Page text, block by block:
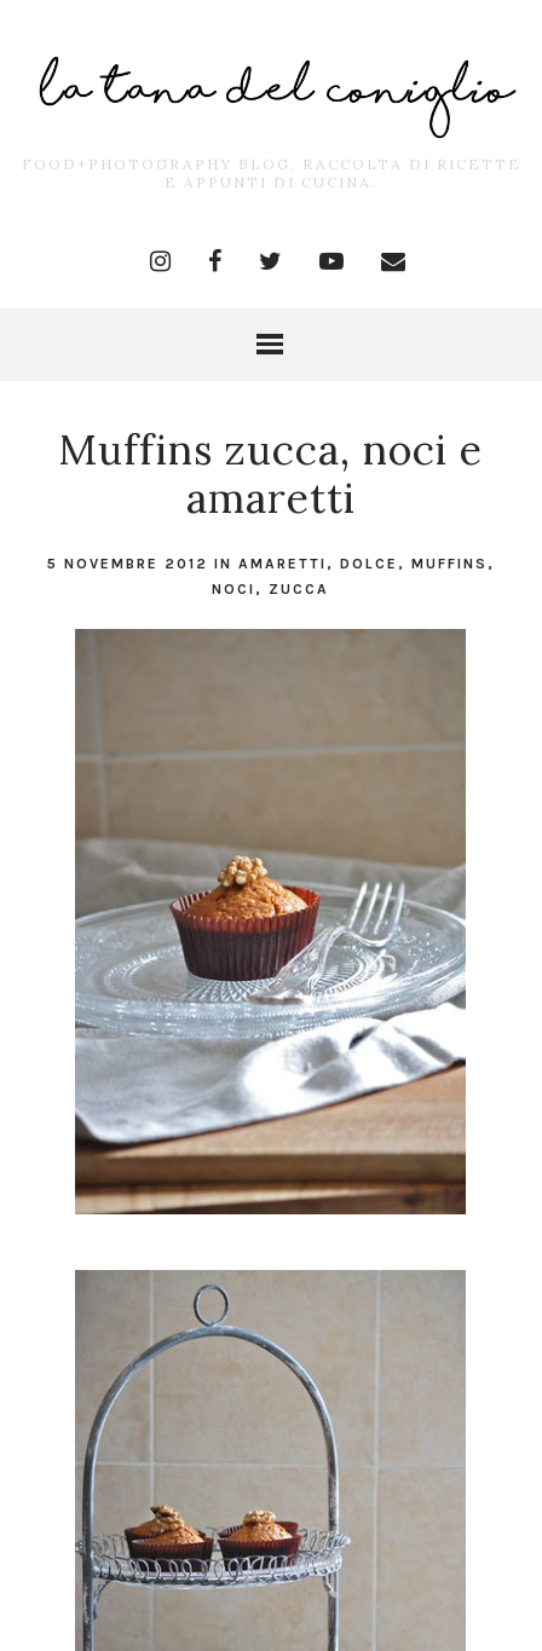
FOOD+PHOTOGRAPHY BLOG. RACCOLTA DI RICETTE
E APPUNTI DI CUCINA.
Muffins zucca, noci e
amaretti
5 NOVEMBRE 2012 IN AMARETTI , DOLCE , MUFFINS ,
NOCI , ZUCCA